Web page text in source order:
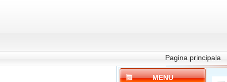
Pagina principala
MENU